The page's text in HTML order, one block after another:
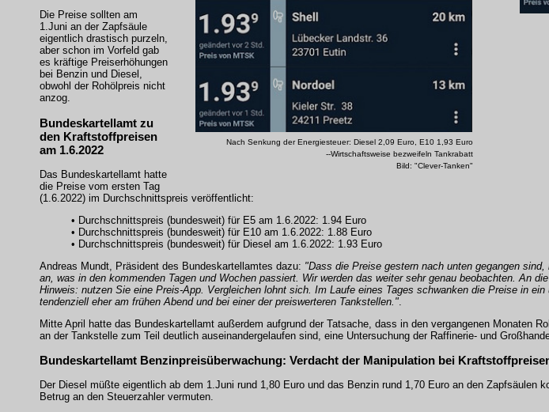
Nach Senkung der Energiesteuer: Diesel 2,09 Euro, E10 1,93 Euro
--Wirtschaftsweise bezweifeln Tankrabatt
Bild: "Clever-Tanken"
Die Preise sollten am
1.Juni an der Zapfsäule
eigentlich drastisch purzeln,
aber schon im Vorfeld gab
es kräftige Preiserhöhungen
bei Benzin und Diesel,
obwohl der Rohölpreis nicht
anzog.
Bundeskartellamt zu
den Kraftstoffpreisen
am 1.6.2022
Das Bundeskartellamt hatte
die Preise vom ersten Tag
(1.6.2022) im Durchschnittspreis veröffentlicht:
• Durchschnittspreis (bundesweit) für E5 am 1.6.2022: 1.94 Euro
• Durchschnittspreis (bundesweit) für E10 am 1.6.2022: 1.88 Euro
• Durchschnittspreis (bundesweit) für Diesel am 1.6.2022: 1.93 Euro
Andreas Mundt, Präsident des Bundeskartellamtes dazu: "Dass die Preise gestern nach unten gegangen
an, was in den kommenden Tagen und Wochen passiert. Wir werden das weiter sehr genau beobachten. An
Hinweis: nutzen Sie eine Preis-App. Vergleichen lohnt sich. Im Laufe eines Tages schwanken die Preise in
tendenziell eher am frühen Abend und bei einer der preiswerteren Tankstellen."
Mitte April hatte das Bundeskartellamt außerdem aufgrund der Tatsache, dass in den vergangenen Monaten
an der Tankstelle zum Teil deutlich auseinandergelaufen sind, eine Untersuchung der Raffinerie- und
Bundeskartellamt Benzinpreisüberwachung: Verdacht der Manipulation bei
Der Diesel müßte eigentlich ab dem 1.Juni rund 1,80 Euro und das Benzin rund 1,70 Euro an den Zapfsäulen
Betrug an den Steuerzahler vermuten.